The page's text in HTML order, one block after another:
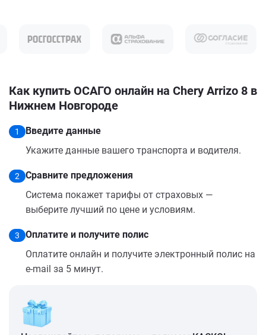
Как купить ОСАГО онлайн на Chery Arrizo 8 в
Нижнем Новгороде
1
Введите данные
Укажите данные вашего транспорта и водителя.
2
Сравните предложения
Система покажет тарифы от страховых —
выберите лучший по цене и условиям.
3
Оплатите и получите полис
Оплатите онлайн и получите электронный полис на
e-mail за 5 минут.